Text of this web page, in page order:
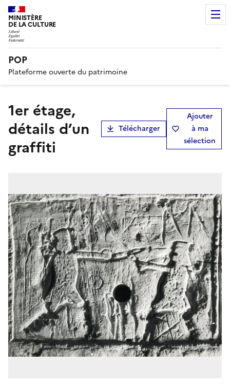
MINISTÈRE
DE LA CULTURE
POP
Plateforme ouverte du patrimoine
1er étage,
détails d’un
graffiti
Télécharger
Ajouter
à ma
sélection